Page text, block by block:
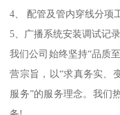
4、 配管及管内穿线分项
5、广播系统安装调试记录
我们公司始终坚持“品质
营宗旨，以“求真务实、
服务”的服务理念。我们